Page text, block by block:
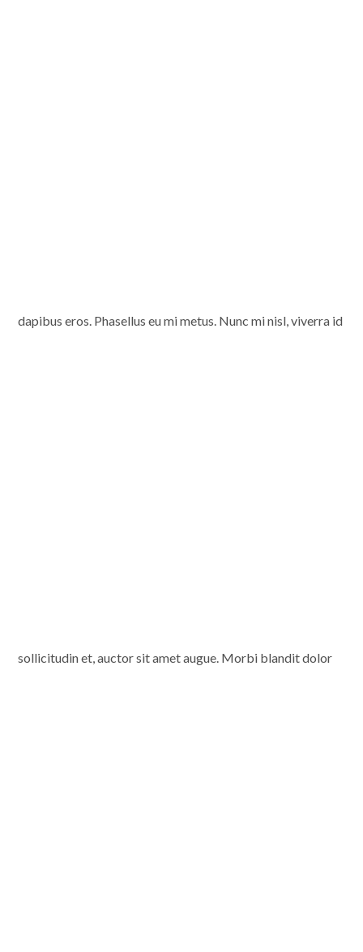
dapibus eros. Phasellus eu mi metus. Nunc mi nisl, viverra id
sollicitudin et, auctor sit amet augue. Morbi blandit dolor